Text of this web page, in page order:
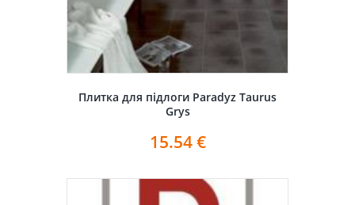
Плитка для підлоги Paradyz Taurus
Grys
15.54€